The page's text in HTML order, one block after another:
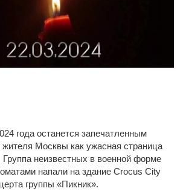
года останется запечатленным
жителя Москвы как ужасная страница
Группа неизвестных в военной форме
напали на здание Crocus City
группы «Пикник».